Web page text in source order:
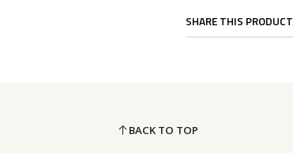
SHARE THIS PRODUCT
BACK TO TOP